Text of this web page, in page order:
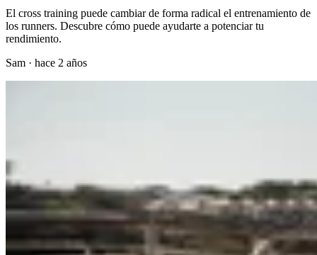
El cross training puede cambiar de forma radical el entrenamiento de
los runners. Descubre cómo puede ayudarte a potenciar tu
rendimiento.
Sam · hace 2 años